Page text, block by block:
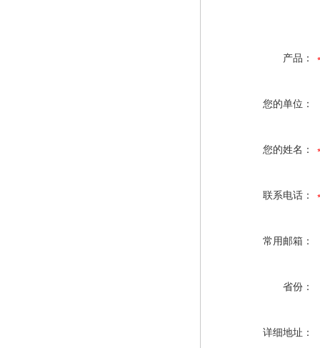
产品：
您的单位：
您的姓名：
联系电话：
常用邮箱：
省份：
详细地址：